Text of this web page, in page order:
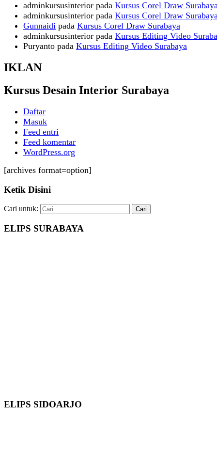
adminkursusinterior pada Kursus Corel Draw
adminkursusinterior pada Kursus Corel Draw
Gunnaidi pada Kursus Corel Draw Surabaya
adminkursusinterior pada Kursus Editing Video
Puryanto pada Kursus Editing Video Surabaya
IKLAN
Kursus Desain Interior Surabaya
Daftar
Masuk
Feed entri
Feed komentar
WordPress.org
[archives format=option]
Ketik Disini
Cari untuk:
ELIPS SURABAYA
ELIPS SIDOARJO